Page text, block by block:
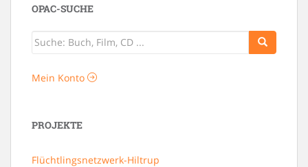
OPAC-SUCHE
Mein Konto
PROJEKTE
Flüchtlingsnetzwerk-Hiltrup